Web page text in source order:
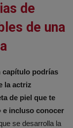
de
de una
capítulo podrías
la actriz
de piel que te
e incluso conocer
se desarrolla la